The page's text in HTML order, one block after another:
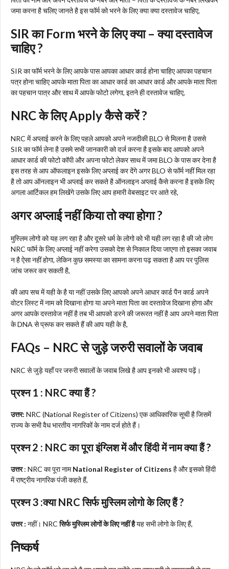
जमा करना है चलिए जानते है इस फॉर्म को भरने के लिए क्या क्या दस्तावेज चाहिए,
SIR का Form भरने के लिए क्या – क्या दस्तावेज
चाहिए ?
SIR का फॉर्म भरने के लिए आपके पास आपका आधार कार्ड होना चाहिए आपका पहचान
पत्र होना चाहिए आपके माता पिता का आधार कार्ड का आधार कार्ड और आपके माता पिता
का पहचान पात्र और साथ में आपके फोटो लगेगा, इतने ही दस्तावेज चाहिए,
NRC के लिए Apply कैसे करें ?
NRC में अप्लाई करने के लिए पहले आपको अपने नजदीकी BLO से मिलना है उससे
SIR का फॉर्म लेना है उसमे सभी जानकारी को दर्ज करना है इसके बाद आपको अपने
आधार कार्ड की फोटो कॉपी और अपना फोटो लेकर साथ में जमा BLO के पास कर देना है
इस तरह से आप ऑफलाइन इसके लिए अप्लाई कर देंगे अगर BLO से फॉर्म नहीं मिल रहा
है तो आप ऑनलाइन भी अप्लाई कर सकते है ऑनलाइन अप्लाई कैसे करना है इसके लिए
अगला आर्टिकल हम लिखेंगे उसके लिए आप हमारी वेबसाइट पर आते रहे,
अगर अप्लाई नहीं किया तो क्या होगा ?
मुस्लिम लोगो को यह लग रहा है और दूसरे धर्म के लोगो को भी यही लग रहा है की जो लोग
NRC फॉर्म के लिए अप्लाई नहीं करेगा उसको देश से निकाल दिया जाएगा तो इसका जवाब
न है ऐसा नहीं होगा, लेकिन कुछ समस्या का सामना करना पढ़ सकता है आप पर पुलिस
जांच जरूर कर सकती है,
की आप सच में यही के है या नहीं उसके लिए आपको अपने आधार कार्ड पैन कार्ड अपने
वोटर लिस्ट में नाम को दिखाना होगा या अपने माता पिता का दस्तावेज दिखाना होगा और
अगर आपके दस्तावेज नहीं है तब भी आपको डरने की जरूरत नहीं है आप अपने माता पिता
के DNA से प्रूफ कर सकते हैं की आप यही के है,
FAQs – NRC से जुड़े जरुरी सवालों के जवाब
NRC से जुड़े यहाँ पर जरुरी सवालों के जवाब लिखे है आप इनको भी अवश्य पढ़ें।
प्रश्न 1 : NRC क्या हैं ?
उत्तर: NRC (National Register of Citizens) एक आधिकारिक सूची है जिसमें
राज्य के सभी वैध भारतीय नागरिकों के नाम दर्ज होते हैं।
प्रश्न 2 : NRC का पूरा इंग्लिश में और हिंदी में नाम क्या हैं ?
उत्तर: NRC का पूरा नामNational Register of Citizens है और इसको हिंदी
में राष्ट्रीय नागरिक पंजी कहते हैं,
प्रश्न 3 :क्या NRC सिर्फ मुस्लिम लोगो के लिए हैं ?
उत्तर : नहीं। NRCसिर्फ मुस्लिम लोगों के लिए नहीं हैयह सभी लोगो के लिए हैं,
निष्कर्ष